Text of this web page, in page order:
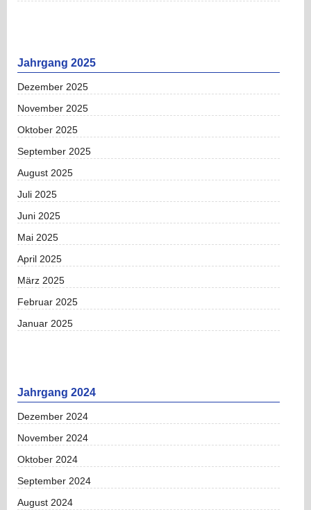
Jahrgang 2025
Dezember 2025
November 2025
Oktober 2025
September 2025
August 2025
Juli 2025
Juni 2025
Mai 2025
April 2025
März 2025
Februar 2025
Januar 2025
Jahrgang 2024
Dezember 2024
November 2024
Oktober 2024
September 2024
August 2024